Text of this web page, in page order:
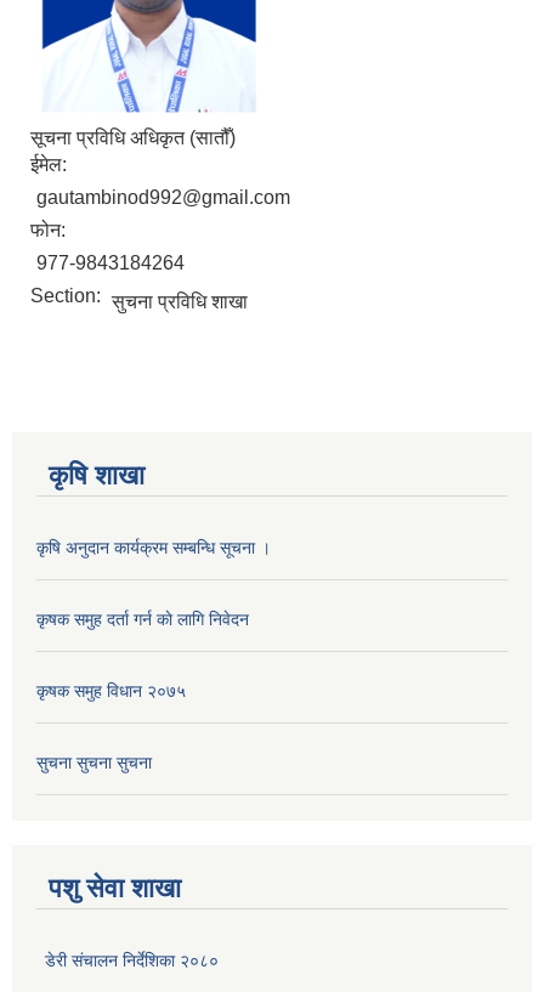
सूचना प्रविधि अधिकृत (सातौँ)
ईमेल:
gautambinod992@gmail.com
फोन:
977-9843184264
Section: सुचना प्रविधि शाखा
कृषि शाखा
कृषि अनुदान कार्यक्रम सम्बन्धि सूचना ।
कृषक समुह दर्ता गर्न काे लागि निवेदन
कृषक समुह विधान २०७५
सुचना सुचना सुचना
पशु सेवा शाखा
डेरी संचालन निर्देशिका २०८०